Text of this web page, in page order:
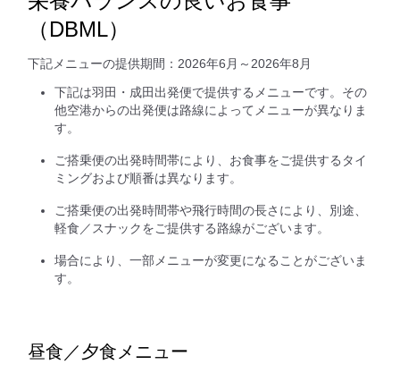
（DBML）
下記メニューの提供期間：2026年6月～2026年8月
下記は羽田・成田出発便で提供するメニューです。その
他空港からの出発便は路線によってメニューが異なりま
す。
ご搭乗便の出発時間帯により、お食事をご提供するタイ
ミングおよび順番は異なります。
ご搭乗便の出発時間帯や飛行時間の長さにより、別途、
軽食／スナックをご提供する路線がございます。
場合により、一部メニューが変更になることがございま
す。
昼食／夕食メニュー